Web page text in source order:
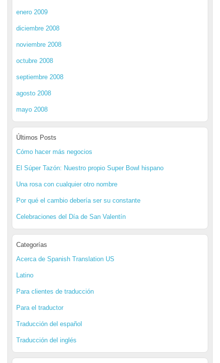
enero 2009
diciembre 2008
noviembre 2008
octubre 2008
septiembre 2008
agosto 2008
mayo 2008
Últimos Posts
Cómo hacer más negocios
El Súper Tazón: Nuestro propio Super Bowl hispano
Una rosa con cualquier otro nombre
Por qué el cambio debería ser su constante
Celebraciones del Día de San Valentín
Categorías
Acerca de Spanish Translation US
Latino
Para clientes de traducción
Para el traductor
Traducción del español
Traducción del inglés